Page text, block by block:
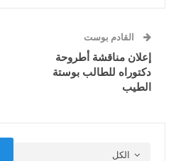
إعلان مناقشة أطروحة
دكتوراه للطالب بوستة
الطيب